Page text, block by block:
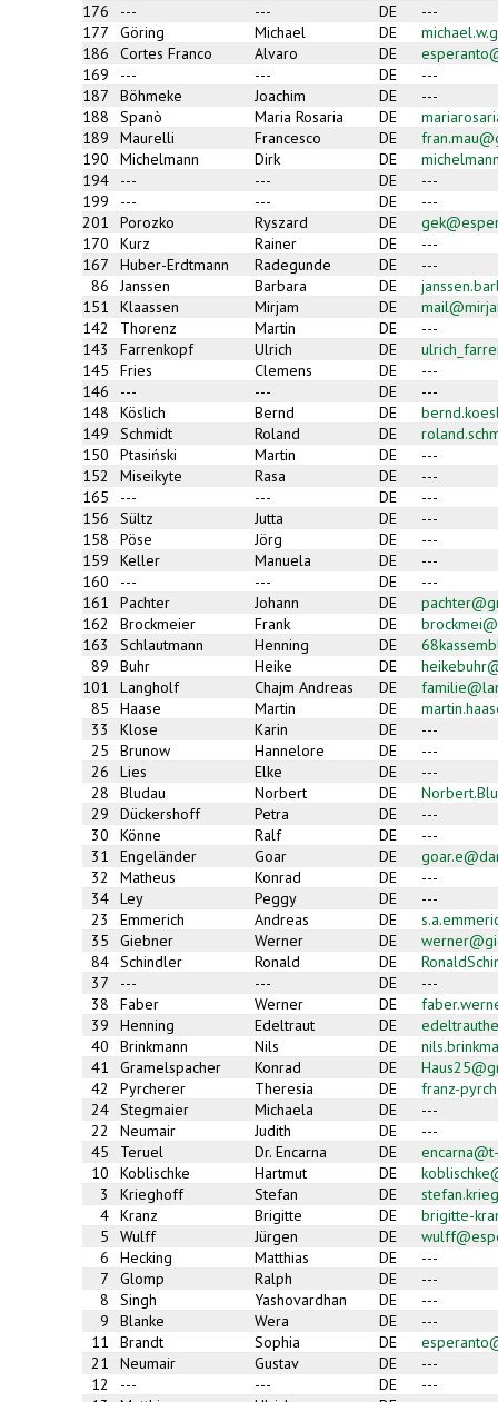
176
--- --- DE
---
177
Göring Michael DE
186
Cortes Franco Alvaro DE
169
--- --- DE
---
187
Böhmeke Joachim DE
---
188
Spanò Maria Rosaria DE
189
Maurelli Francesco DE
190
Michelmann Dirk DE
194
--- --- DE
---
199
--- --- DE
---
201
Porozko Ryszard DE
170
Kurz Rainer DE
---
167
Huber-Erdtmann Radegunde DE
---
86
Janssen Barbara DE
151
Klaassen Mirjam DE
142
Thorenz Martin DE
---
143
Farrenkopf Ulrich DE
145
Fries Clemens DE
---
146
--- --- DE
---
148
Köslich Bernd DE
149
Schmidt Roland DE
150
Ptasiński Martin DE
---
152
Miseikyte Rasa DE
---
165
--- --- DE
---
156
Sültz Jutta DE
---
158
Pöse Jörg DE
---
159
Keller Manuela DE
---
160
--- --- DE
---
161
Pachter Johann DE
162
Brockmeier Frank DE
163
Schlautmann Henning DE
89
Buhr Heike DE
101
Langholf Chajm Andreas DE
85
Haase Martin DE
33
Klose Karin DE
---
25
Brunow Hannelore DE
---
26
Lies Elke DE
---
28
Bludau Norbert DE
29
Dückershoff Petra DE
---
30
Könne Ralf DE
---
31
Engeländer Goar DE
32
Matheus Konrad DE
---
34 Ley Peggy DE
---
23
Emmerich Andreas DE
35
Giebner Werner DE
84 Schindler Ronald DE
37
--- --- DE
---
38
Faber Werner DE
39
Henning Edeltraut DE
40
Brinkmann Nils DE
41
Gramelspacher Konrad DE
42
Pyrcherer Theresia DE
franz-
24 Stegmaier Michaela DE
---
22
Neumair Judith DE
---
45
Teruel Dr. Encarna DE
10
Koblischke Hartmut DE
3
Krieghoff Stefan DE
4 Kranz Brigitte DE
brigitte-
5
Wulff Jürgen DE
6
Hecking Matthias DE
---
7
Glomp Ralph DE
---
8
Singh Yashovardhan DE
---
9
Blanke Wera DE
---
11
Brandt Sophia DE
21
Neumair Gustav DE
---
12
--- --- DE
---